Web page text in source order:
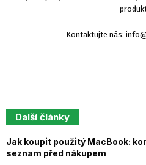
Kontaktujte nás:
Další články
Jak koupit použitý MacBook:
seznam před nákupem